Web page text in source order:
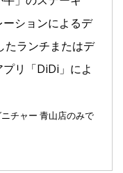
ションによるデ
たランチまたはデ
リ「DiDi」によ
チャー 青山店のみで